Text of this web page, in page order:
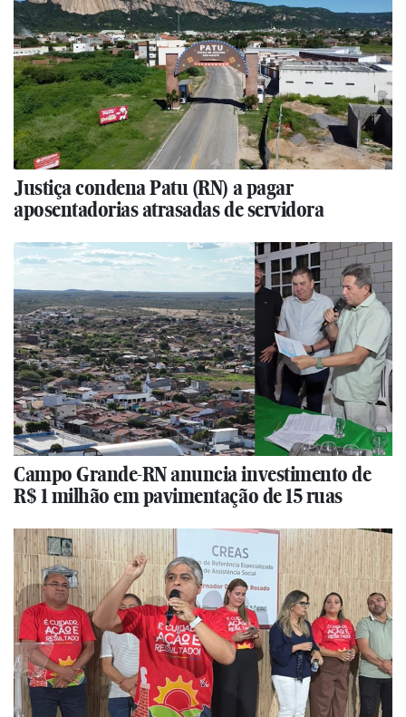
Justiça condena Patu (RN) a pagar
aposentadorias atrasadas de servidora
Campo Grande-RN anuncia investimento de
R$ 1 milhão em pavimentação de 15 ruas